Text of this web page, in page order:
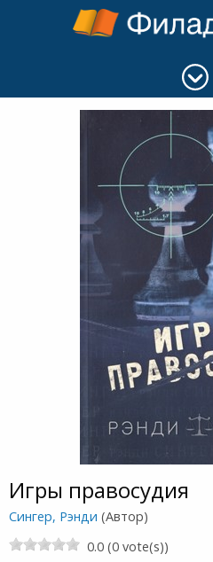
Игры правосудия
Сингер, Рэнди (Автор)
0.0 (0 vote(s))